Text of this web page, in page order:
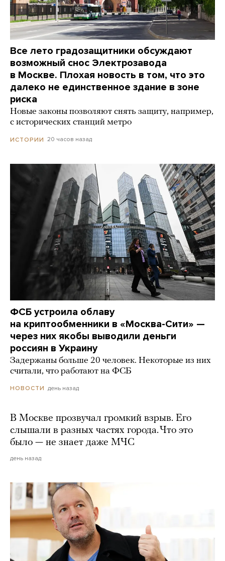
Все лето градозащитники обсуждают
возможный снос Электрозавода
в Москве. Плохая новость в том, что это
далеко не единственное здание в зоне
риска
Новые законы позволяют снять защиту, например,
с исторических станций метро
ИСТОРИИ 20 часов назад
ФСБ устроила облаву
на криптообменники в «Москва-Сити» —
через них якобы выводили деньги
россиян в Украину
Задержаны больше 20 человек. Некоторые из них
считали, что работают на ФСБ
НОВОСТИ день назад
В Москве прозвучал громкий взрыв. Его
слышали в разных частях города. Что это
было — не знает даже МЧС
день назад